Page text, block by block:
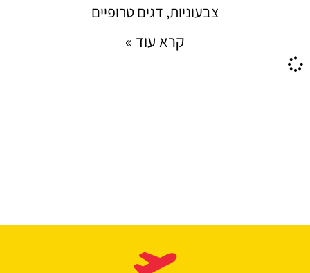
צבעוניות, דגים טרופיים
קרא עוד »